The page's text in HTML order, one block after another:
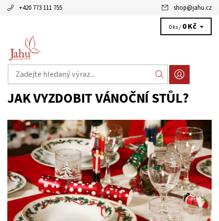
+420 773 111 755 shop@jahu.cz
0 ks / 0 Kč
JAK VYZDOBIT VÁNOČNÍ STŮL?